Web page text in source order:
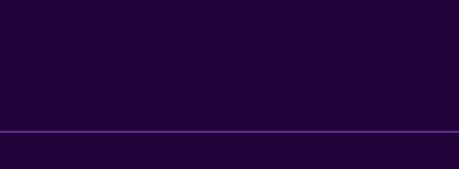
también incluyen artículos de higiene personal